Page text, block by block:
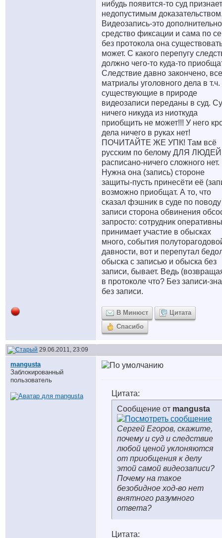
нибудь появится-то суд
недопустимым
Видеозапись-это
средство фиксации и сама по
без протокола она
может. С какого перепугу
должно чего-то куда-то
Следствие давно закончено, все
матриалы уголовного дела в т.ч.
существующие в природе
видеозаписи переданы в суд.
ничего никуда из ниоткуда
приобщить не может!!! У него
дела ничего в руках нет!
ПОЧИТАЙТЕ ЖЕ УПК! Там всё
русским по белому ДЛЯ ЛЮДЕЙ
расписано-ничего сложного нет.
Нужна она (запись) стороне
защиты-пусть принесёти её
возможно приобщат. А то, что
сказал фэшник в суде по поводу
записи сторона обвинения
запросто: сотрудник
принимает участие в обысках
много, события
давности, вот и перепутал
обыска с записью и обыска без
записи, бывает. Ведь
в протоколе что? Без записи-
без записи.
В Минюст
Цитата
Спасибо
29.06.2011, 23:09
mangusta
Заблокированный
пользователь
Цитата:
Сообщение от mangusta
Сергей Егоров, скажите,
почему и суд и следствие
любой ценой уклоняются
от приобщения к делу
этой самой видеозаписи?
Почему на такое
безобидное ход-во нет
внятного разумного
ответа?
Цитата: